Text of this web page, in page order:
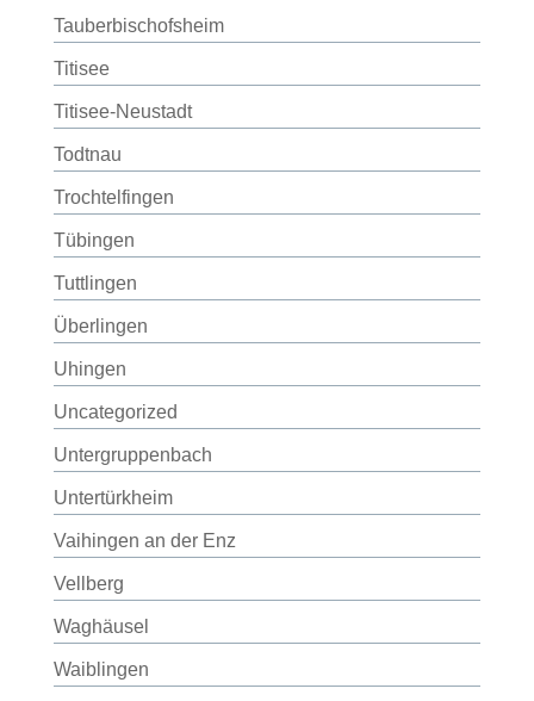
Tauberbischofsheim
Titisee
Titisee-Neustadt
Todtnau
Trochtelfingen
Tübingen
Tuttlingen
Überlingen
Uhingen
Uncategorized
Untergruppenbach
Untertürkheim
Vaihingen an der Enz
Vellberg
Waghäusel
Waiblingen